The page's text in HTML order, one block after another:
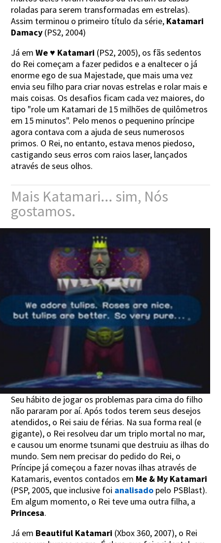
roladas para serem transformadas em estrelas).
Assim terminou o primeiro título da série, Katamari
Damacy (PS2, 2004)
Já emWe ♥ Katamari (PS2, 2005), os fãs sedentos
do Rei começam a fazer pedidos e a enaltecer o já
enorme ego de sua Majestade, que mais uma vez
envia seu filho para criar novas estrelas e rolar mais e
mais coisas. Os desafios ficam cada vez maiores, do
tipo "role um Katamari de 15 milhões de quilômetros
em 15 minutos". Pelo menos o pequenino príncipe
agora contava com a ajuda de seus numerosos
primos. O Rei, no entanto, estava menos piedoso,
castigando seus erros com raios laser, lançados
através de seus olhos.
Mais Katamari... sim, Nós
gostamos.
Seu hábito de jogar os problemas para cima do filho
não pararam por aí. Após todos terem seus desejos
atendidos, o Rei saiu de férias. Na sua forma real (e
gigante), o Rei resolveu dar um triplo mortal no mar,
e causou um enorme tsunami que destruiu as ilhas do
mundo. Sem nem precisar do pedido do Rei, o
Príncipe já começou a fazer novas ilhas através de
Katamaris, eventos contados em Me & My Katamari
(PSP, 2005, que inclusive foi analisado pelo PSBlast).
Em algum momento, o Rei teve uma outra filha, a
Princesa.
Já em Beautiful Katamari (Xbox 360, 2007), o Rei